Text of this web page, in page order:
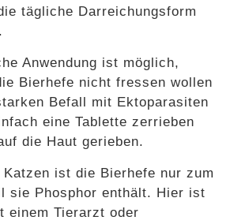
tägliche Darreichungsform
Anwendung ist möglich,
Bierhefe nicht fressen wollen
Befall mit Ektoparasiten
eine Tablette zerrieben
die Haut gerieben.
ist die Bierhefe nur zum
sie Phosphor enthält. Hier ist
einem Tierarzt oder